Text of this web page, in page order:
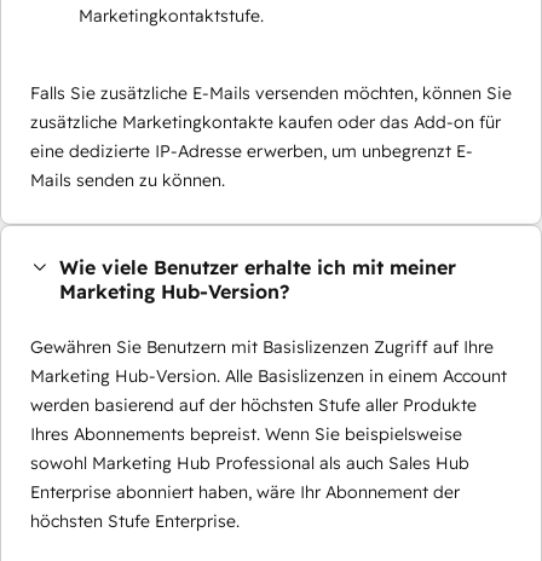
Marketingkontaktstufe.
Falls Sie zusätzliche E-Mails versenden möchten, können Sie
zusätzliche Marketingkontakte kaufen oder das Add-on für
eine dedizierte IP-Adresse erwerben, um unbegrenzt E-
Mails senden zu können.
Wie viele Benutzer erhalte ich mit meiner
Marketing Hub-Version?
Gewähren Sie Benutzern mit Basislizenzen Zugriff auf Ihre
Marketing Hub-Version. Alle Basislizenzen in einem Account
werden basierend auf der höchsten Stufe aller Produkte
Ihres Abonnements bepreist. Wenn Sie beispielsweise
sowohl Marketing Hub Professional als auch Sales Hub
Enterprise abonniert haben, wäre Ihr Abonnement der
höchsten Stufe Enterprise.